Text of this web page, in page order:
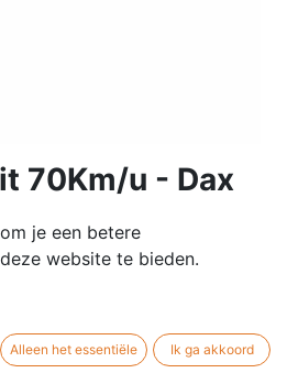
70Km/u - Dax
met witte achtergrond voor
indicator, grootlicht indicatie,
je een betere
website te bieden.
Alleen het essentiële Ik ga akkoord